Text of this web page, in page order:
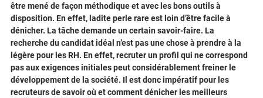
être mené de façon méthodique et avec les bons outils à
disposition. En effet, ladite perle rare est loin d’être facile à
dénicher. La tâche demande un certain savoir-faire. La
recherche du candidat idéal n’est pas une chose à prendre à la
légère pour les RH. En effet, recruter un profil qui ne correspond
pas aux exigences initiales peut considérablement freiner le
développement de la société. Il est donc impératif pour les
recruteurs de savoir où et comment dénicher les meilleurs